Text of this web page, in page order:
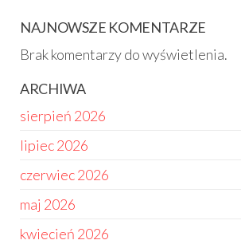
NAJNOWSZE KOMENTARZE
Brak komentarzy do wyświetlenia.
ARCHIWA
sierpień 2026
lipiec 2026
czerwiec 2026
maj 2026
kwiecień 2026